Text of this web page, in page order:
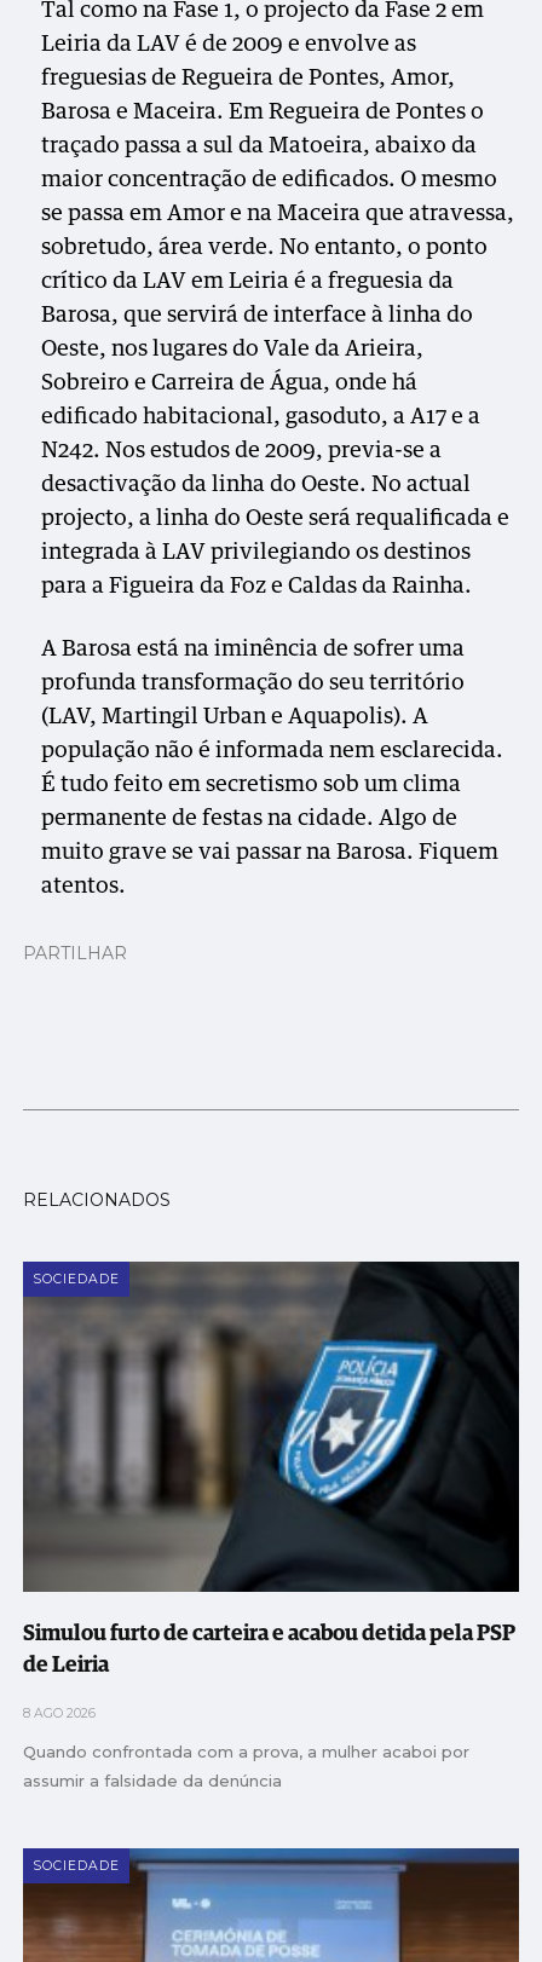
Tal como na Fase 1, o projecto da Fase 2 em
Leiria da LAV é de 2009 e envolve as
freguesias de Regueira de Pontes, Amor,
Barosa e Maceira. Em Regueira de Pontes o
traçado passa a sul da Matoeira, abaixo da
maior concentração de edificados. O mesmo
se passa em Amor e na Maceira que atravessa,
sobretudo, área verde. No entanto, o ponto
crítico da LAV em Leiria é a freguesia da
Barosa, que servirá de interface à linha do
Oeste, nos lugares do Vale da Arieira,
Sobreiro e Carreira de Água, onde há
edificado habitacional, gasoduto, a A17 e a
N242. Nos estudos de 2009, previa-se a
desactivação da linha do Oeste. No actual
projecto, a linha do Oeste será requalificada e
integrada à LAV privilegiando os destinos
para a Figueira da Foz e Caldas da Rainha.
A Barosa está na iminência de sofrer uma
profunda transformação do seu território
(LAV, Martingil Urban e Aquapolis). A
população não é informada nem esclarecida.
É tudo feito em secretismo sob um clima
permanente de festas na cidade. Algo de
muito grave se vai passar na Barosa. Fiquem
atentos.
PARTILHAR
RELACIONADOS
SOCIEDADE
Simulou furto de carteira e acabou detida pela PSP
de Leiria
8 AGO 2026
Quando confrontada com a prova, a mulher acaboi por
assumir a falsidade da denúncia
SOCIEDADE